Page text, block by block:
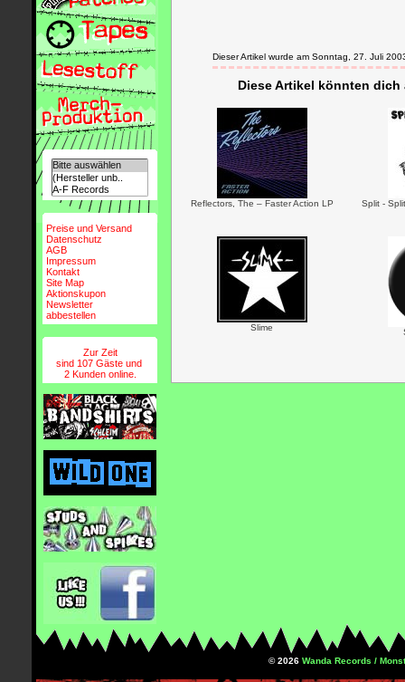
Preise und Versand
Datenschutz
AGB
Impressum
Kontakt
Site Map
Aktionskupon
Newsletter
abbestellen
Zur Zeit
sind 107 Gäste und
2 Kunden online.
Dieser Artikel wurde am Sonntag, 27. Juli
Diese Artikel könnten
Reflectors, The – Faster Action LP Split -
Slime
© 2026 Wanda Records /